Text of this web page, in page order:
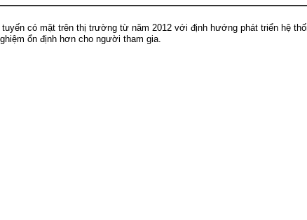
tuyến có mặt trên thị trường từ năm 2012 với định hướng phát triển hệ
ổn định hơn cho người tham gia.